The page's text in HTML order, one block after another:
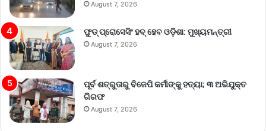
August 7, 2026
ଫୁଡ୍ ପ୍ରୋସେସିଂ ହବ୍ ହେବ ଓଡ଼ିଶା: ମୁଖ୍ୟମନ୍ତ୍ରୀ
August 7, 2026
ପୂର୍ବ ଶତ୍ରୁତାରୁ ବିଜେପି କର୍ମୀଙ୍କୁ ହତ୍ୟା; ୩ ଅଭିଯୁକ୍ତ
ଗିରଫ
August 7, 2026